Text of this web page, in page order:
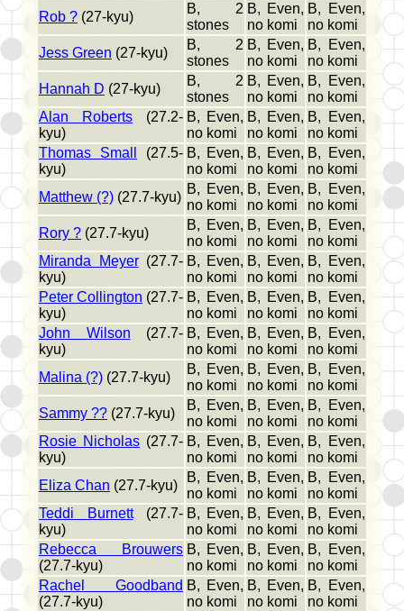
Rob ? (27-kyu)
B, 2
stones
B, Even,
no komi
B, Even,
no komi
Jess Green (27-kyu)
B, 2
stones
B, Even,
no komi
B, Even,
no komi
Hannah D (27-kyu)
B, 2
stones
B, Even,
no komi
B, Even,
no komi
Alan Roberts (27.2-
kyu)
B, Even,
no komi
B, Even,
no komi
B, Even,
no komi
Thomas Small
(27.5-
kyu)
B, Even,
no komi
B, Even,
no komi
B, Even,
no komi
Matthew (?) (27.7-kyu)
B, Even,
no komi
B, Even,
no komi
B, Even,
no komi
Rory ? (27.7-kyu)
B, Even,
no komi
B, Even,
no komi
B, Even,
no komi
Miranda Meyer(27.7-
kyu)
B, Even,
no komi
B, Even,
no komi
B, Even,
no komi
Peter Collington (27.7-
kyu)
B, Even,
no komi
B, Even,
no komi
B, Even,
no komi
John Wilson (27.7-
kyu)
B, Even,
no komi
B, Even,
no komi
B, Even,
no komi
Malina (?) (27.7-kyu)
B, Even,
no komi
B, Even,
no komi
B, Even,
no komi
Sammy ?? (27.7-kyu)
B, Even,
no komi
B, Even,
no komi
B, Even,
no komi
Rosie Nicholas (27.7-
kyu)
B, Even,
no komi
B, Even,
no komi
B, Even,
no komi
Eliza Chan (27.7-kyu)
B, Even,
no komi
B, Even,
no komi
B, Even,
no komi
Teddi Burnett(27.7-
kyu)
B, Even,
no komi
B, Even,
no komi
B, Even,
no komi
Rebecca Brouwers
(27.7-kyu)
B, Even,
no komi
B, Even,
no komi
B, Even,
no komi
Rachel Goodband
(27.7-kyu)
B, Even,
no komi
B, Even,
no komi
B, Even,
no komi